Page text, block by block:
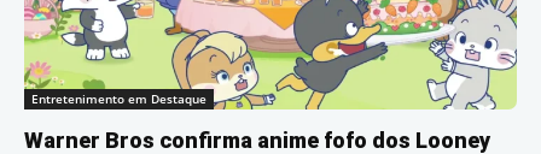
Entretenimento em Destaque
Warner Bros confirma anime fofo dos Looney